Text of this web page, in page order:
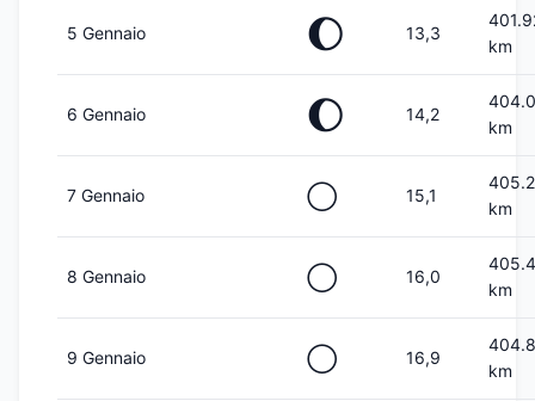
5 Gennaio 🌔 13,3
km
6 Gennaio 🌔 14,2
km
7 Gennaio 🌕 15,1
km
8 Gennaio 🌕 16,0
km
9 Gennaio 🌕 16,9
km